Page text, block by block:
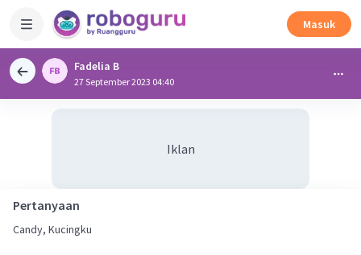
Masuk
Fadelia B
27 September 2023 04:40
Iklan
Pertanyaan
Candy, Kucingku